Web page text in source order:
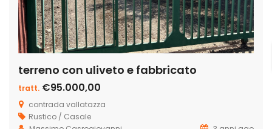
terreno con uliveto e fabbricato
tratt. €95.000,00
contrada vallatazza
Rustico / Casale